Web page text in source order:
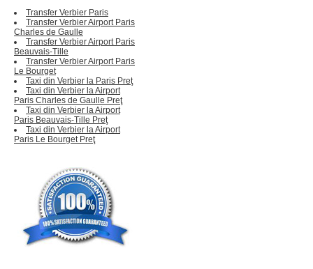
Transfer Verbier Paris
Transfer Verbier Airport Paris
Charles de Gaulle
Transfer Verbier Airport Paris
Beauvais-Tille
Transfer Verbier Airport Paris
Le Bourget
Taxi din Verbier la Paris Preţ
Taxi din Verbier la Airport
Paris Charles de Gaulle Preţ
Taxi din Verbier la Airport
Paris Beauvais-Tille Preţ
Taxi din Verbier la Airport
Paris Le Bourget Preţ